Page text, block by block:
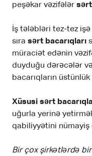
peşəkar vəzifələr sərt
İş tələbləri tez-tez
sıra sərt bacarıqları
müraciət edənin
duyduğu dərəcələr
bacarıqların
Xüsusi sərt
uğurla yerinə
qabiliyyətini nümayiş
Bir çox şirkətlərdə